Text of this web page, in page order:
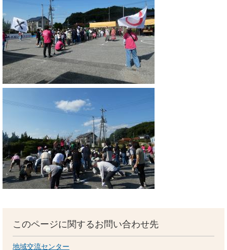
このページに関するお問い合わせ先
地域交流センター